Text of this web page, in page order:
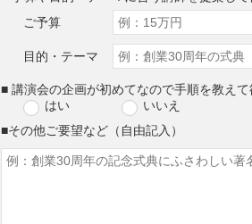
ご予算
目的・テーマ
■ 講演会の企画が初めてなので手順を教え
はい
いいえ
■その他ご要望など（自由記入）